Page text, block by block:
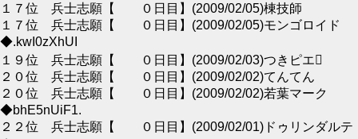
１７位 兵士志願【 ０日目】(2009/02/05)棟技師
１７位 兵士志願【 ０日目】(2009/02/05)モンゴロイド
◆.kwI0zXhUI
１９位 兵士志願【 ０日目】(2009/02/03)つきピエ
２０位 兵士志願【 ０日目】(2009/02/02)てんてん
２０位 兵士志願【 ０日目】(2009/02/02)若葉マーク
◆bhE5nUiF1.
２２位 兵士志願【 ０日目】(2009/02/01)ドゥリンダルテ